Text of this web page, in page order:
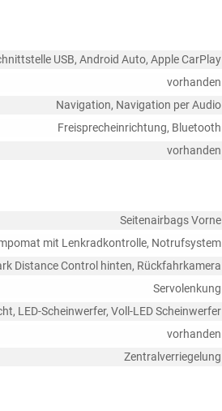
USB, Android Auto, Apple CarPlay
vorhanden
Navigation, Navigation per Audio
Freisprecheinrichtung, Bluetooth
vorhanden
Seitenairbags Vorne
mit Lenkradkontrolle, Notrufsystem
Distance Control hinten, Rückfahrkamera
Servolenkung
LED-Scheinwerfer, Voll-LED Scheinwerfer
vorhanden
Zentralverriegelung